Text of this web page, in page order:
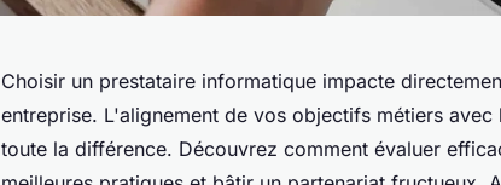
Choisir un prestataire informatique impacte
entreprise. L'alignement de vos objectifs métiers
toute la différence. Découvrez comment évaluer